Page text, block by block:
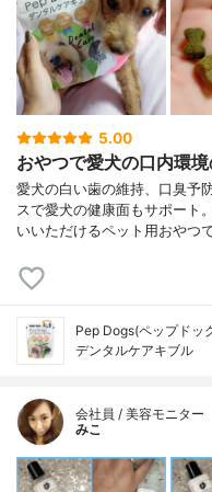
5.00
おやつで愛犬の口内環境
愛犬の白い歯の維持、口臭予
スで愛犬の健康面もサポート
いいただけるペット用おやつ
Pep Dogs(ペップドッ
デンタルケアキブル
会社員 / 美容モニター
みこ